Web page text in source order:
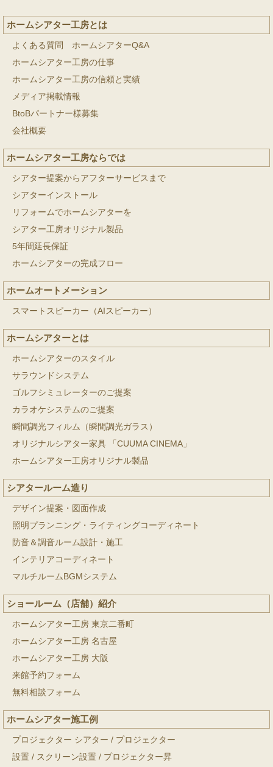
ホームシアター工房とは
よくある質問 ホームシアターQ&A
ホームシアター工房の仕事
ホームシアター工房の信頼と実績
メディア掲載情報
BtoBパートナー様募集
会社概要
ホームシアター工房ならでは
シアター提案からアフターサービスまで
シアターインストール
リフォームでホームシアターを
シアター工房オリジナル製品
5年間延長保証
ホームシアターの完成フロー
ホームオートメーション
スマートスピーカー（AIスピーカー）
ホームシアターとは
ホームシアターのスタイル
サラウンドシステム
ゴルフシミュレーターのご提案
カラオケシステムのご提案
瞬間調光フィルム（瞬間調光ガラス）
オリジナルシアター家具 「CUUMA CINEMA」
ホームシアター工房オリジナル製品
シアタールーム造り
デザイン提案・図面作成
照明プランニング・ライティングコーディネート
防音＆調音ルーム設計・施工
インテリアコーディネート
マルチルームBGMシステム
ショールーム（店舗）紹介
ホームシアター工房 東京二番町
ホームシアター工房 名古屋
ホームシアター工房 大阪
来館予約フォーム
無料相談フォーム
ホームシアター施工例
プロジェクター シアター / プロジェクター
設置 / スクリーン設置 / プロジェクター昇